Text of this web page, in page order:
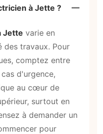
à Jette ?
Jette varie en
travaux. Pour
comptez entre
d'urgence,
au cœur de
surtout en
à demander un
pour